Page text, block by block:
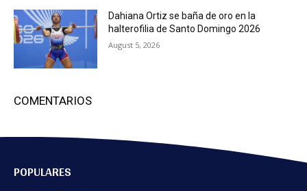
Dahiana Ortiz se baña de oro en la
halterofilia de Santo Domingo 2026
August 5, 2026
COMENTARIOS
POPULARES